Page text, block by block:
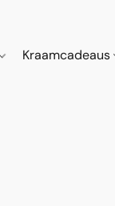
Kraamcadeaus